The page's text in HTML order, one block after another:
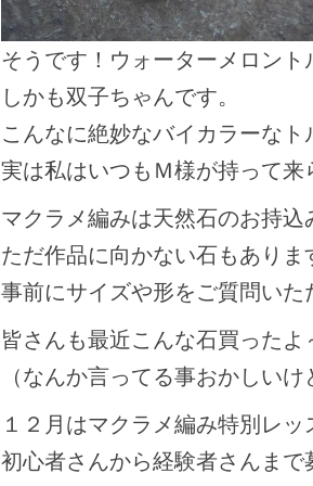
そうです！ウォーターメロン
しかも双子ちゃんです。
こんなに絶妙なバイカラーな
実は私はいつもＭ様が持って
マクラメ編みは天然石のお持込
ただ作品に向かない石もありま
事前にサイズや形をご質問い
皆さんも最近こんな石買った
（なんか言ってる事おかしいけ
１２月はマクラメ編み特別レ
初心者さんから経験者さんまで